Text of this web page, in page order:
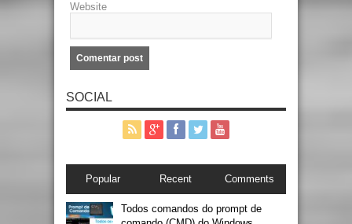
Website
SOCIAL
Popular Recent Comments
Todos comandos do prompt de